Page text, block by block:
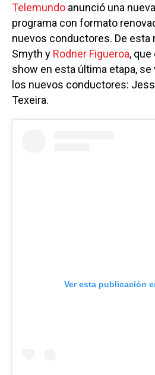
Telemundo anunció una
programa con formato
nuevos conductores. De esta
Smyth y Rodner Figueroa,
show en esta última etapa, se
los nuevos conductores:
Texeira.
Ver esta publicación